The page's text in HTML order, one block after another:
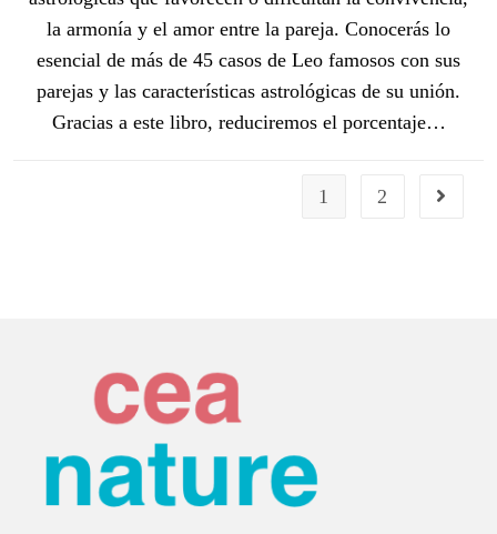
la armonía y el amor entre la pareja. Conocerás lo
esencial de más de 45 casos de Leo famosos con sus
parejas y las características astrológicas de su unión.
Gracias a este libro, reduciremos el porcentaje…
1 2